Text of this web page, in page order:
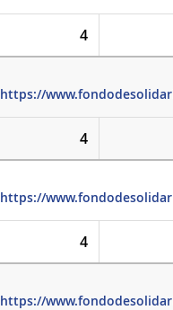
4
https://
4
https://
4
https://